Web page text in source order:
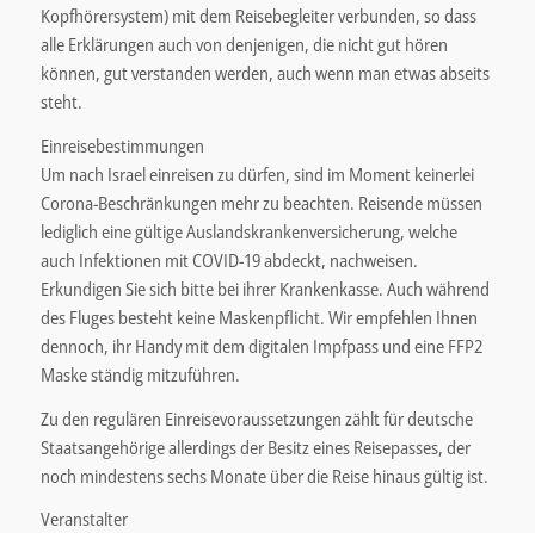
Kopfhörersystem) mit dem Reisebegleiter verbunden, so dass
alle Erklärungen auch von denjenigen, die nicht gut hören
können, gut verstanden werden, auch wenn man etwas abseits
steht.
Einreisebestimmungen
Um nach Israel einreisen zu dürfen, sind im Moment keinerlei
Corona-Beschränkungen mehr zu beachten. Reisende müssen
lediglich eine gültige Auslandskrankenversicherung, welche
auch Infektionen mit COVID-19 abdeckt, nachweisen.
Erkundigen Sie sich bitte bei ihrer Krankenkasse. Auch während
des Fluges besteht keine Maskenpflicht. Wir empfehlen Ihnen
dennoch, ihr Handy mit dem digitalen Impfpass und eine FFP2
Maske ständig mitzuführen.
Zu den regulären Einreisevoraussetzungen zählt für deutsche
Staatsangehörige allerdings der Besitz eines Reisepasses, der
noch mindestens sechs Monate über die Reise hinaus gültig ist.
Veranstalter